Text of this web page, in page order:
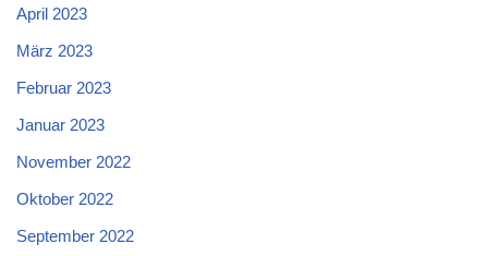
April 2023
März 2023
Februar 2023
Januar 2023
November 2022
Oktober 2022
September 2022